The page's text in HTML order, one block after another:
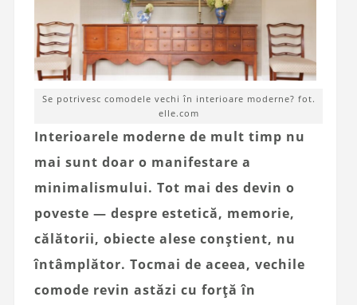
Se potrivesc comodele vechi în interioare moderne? fot.
elle.com
Interioarele moderne de mult timp nu
mai sunt doar o manifestare a
minimalismului. Tot mai des devin o
poveste — despre estetică, memorie,
călătorii, obiecte alese conștient, nu
întâmplător. Tocmai de aceea, vechile
comode revin astăzi cu forță în